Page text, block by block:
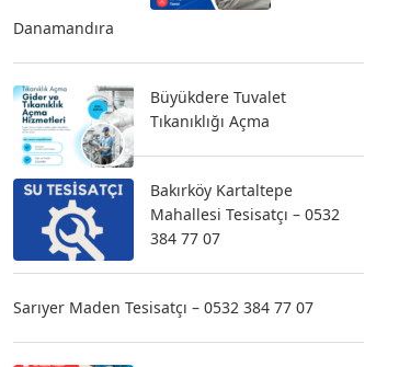
Danamandıra
Büyükdere Tuvalet
Tıkanıklığı Açma
Bakırköy Kartaltepe
Mahallesi Tesisatçı – 0532
384 77 07
Sarıyer Maden Tesisatçı – 0532 384 77 07